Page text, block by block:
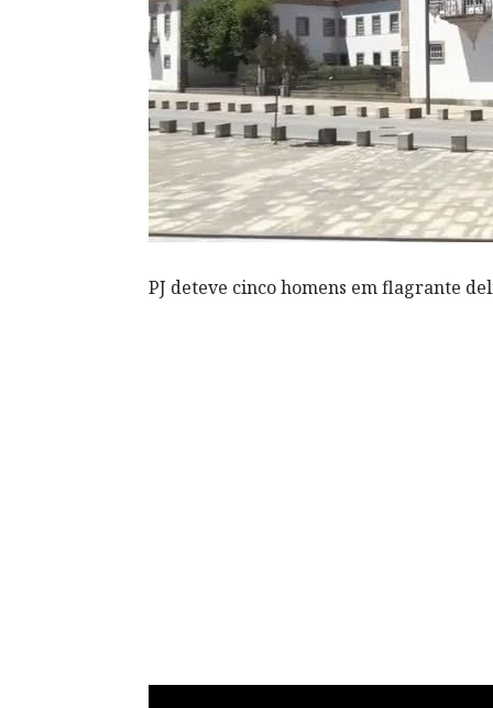
PJ deteve cinco homens em flagrante